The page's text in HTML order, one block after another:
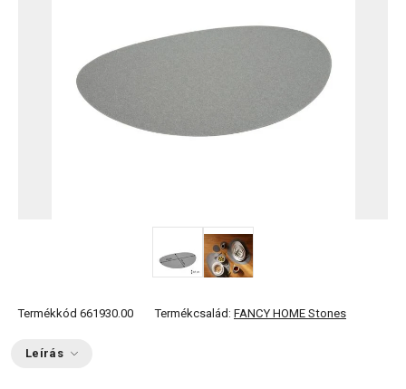
Termékkód 661930.00 Termékcsalád: FANCY HOME Stones
Leírás